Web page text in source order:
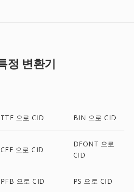
정 변환기
TTF 으로 CID BIN 으로 CID
CFF 으로 CID
DFONT 으로
CID
PFB 으로 CID PS 으로 CID